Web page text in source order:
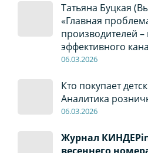
Татьяна Буцкая
«Главная
производителей –
эффективного
06.03.2026
Кто покупает
Аналитика
06.03.2026
Журнал